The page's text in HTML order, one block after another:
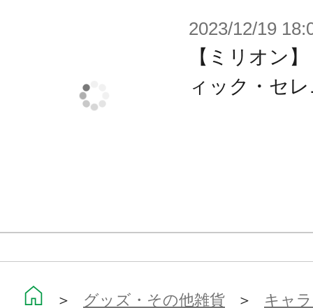
2023/12/19
【ミリオン
ィック・セ
＞ グッズ・その他雑貨 ＞ キャ